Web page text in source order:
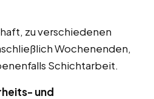
zu verschiedenen
Wochenenden,
Schichtarbeit.
und